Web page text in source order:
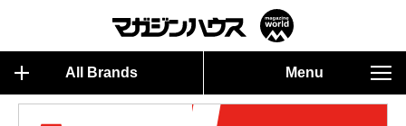
All Brands Menu